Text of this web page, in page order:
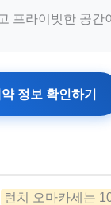
프라이빗한 공간
정보 확인하기
런치 오마카세는